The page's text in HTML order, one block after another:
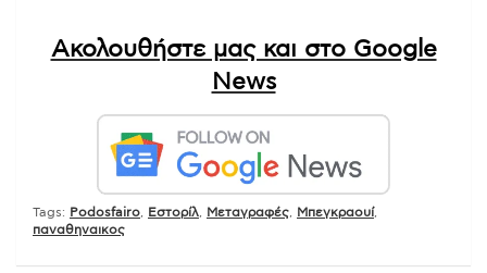
Ακολουθήστε μας και στο Google
News
Tags: Podosfairo Εστορίλ Μεταγραφές Μπεγκραουί,
παναθηναικος